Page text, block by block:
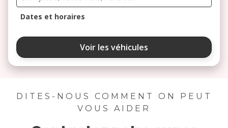
Dates et horaires
août 2026
ma me
3 4 5 6 7
Voir les véhicules
DITES-NOUS COMMENT ON PEUT
VOUS AIDER